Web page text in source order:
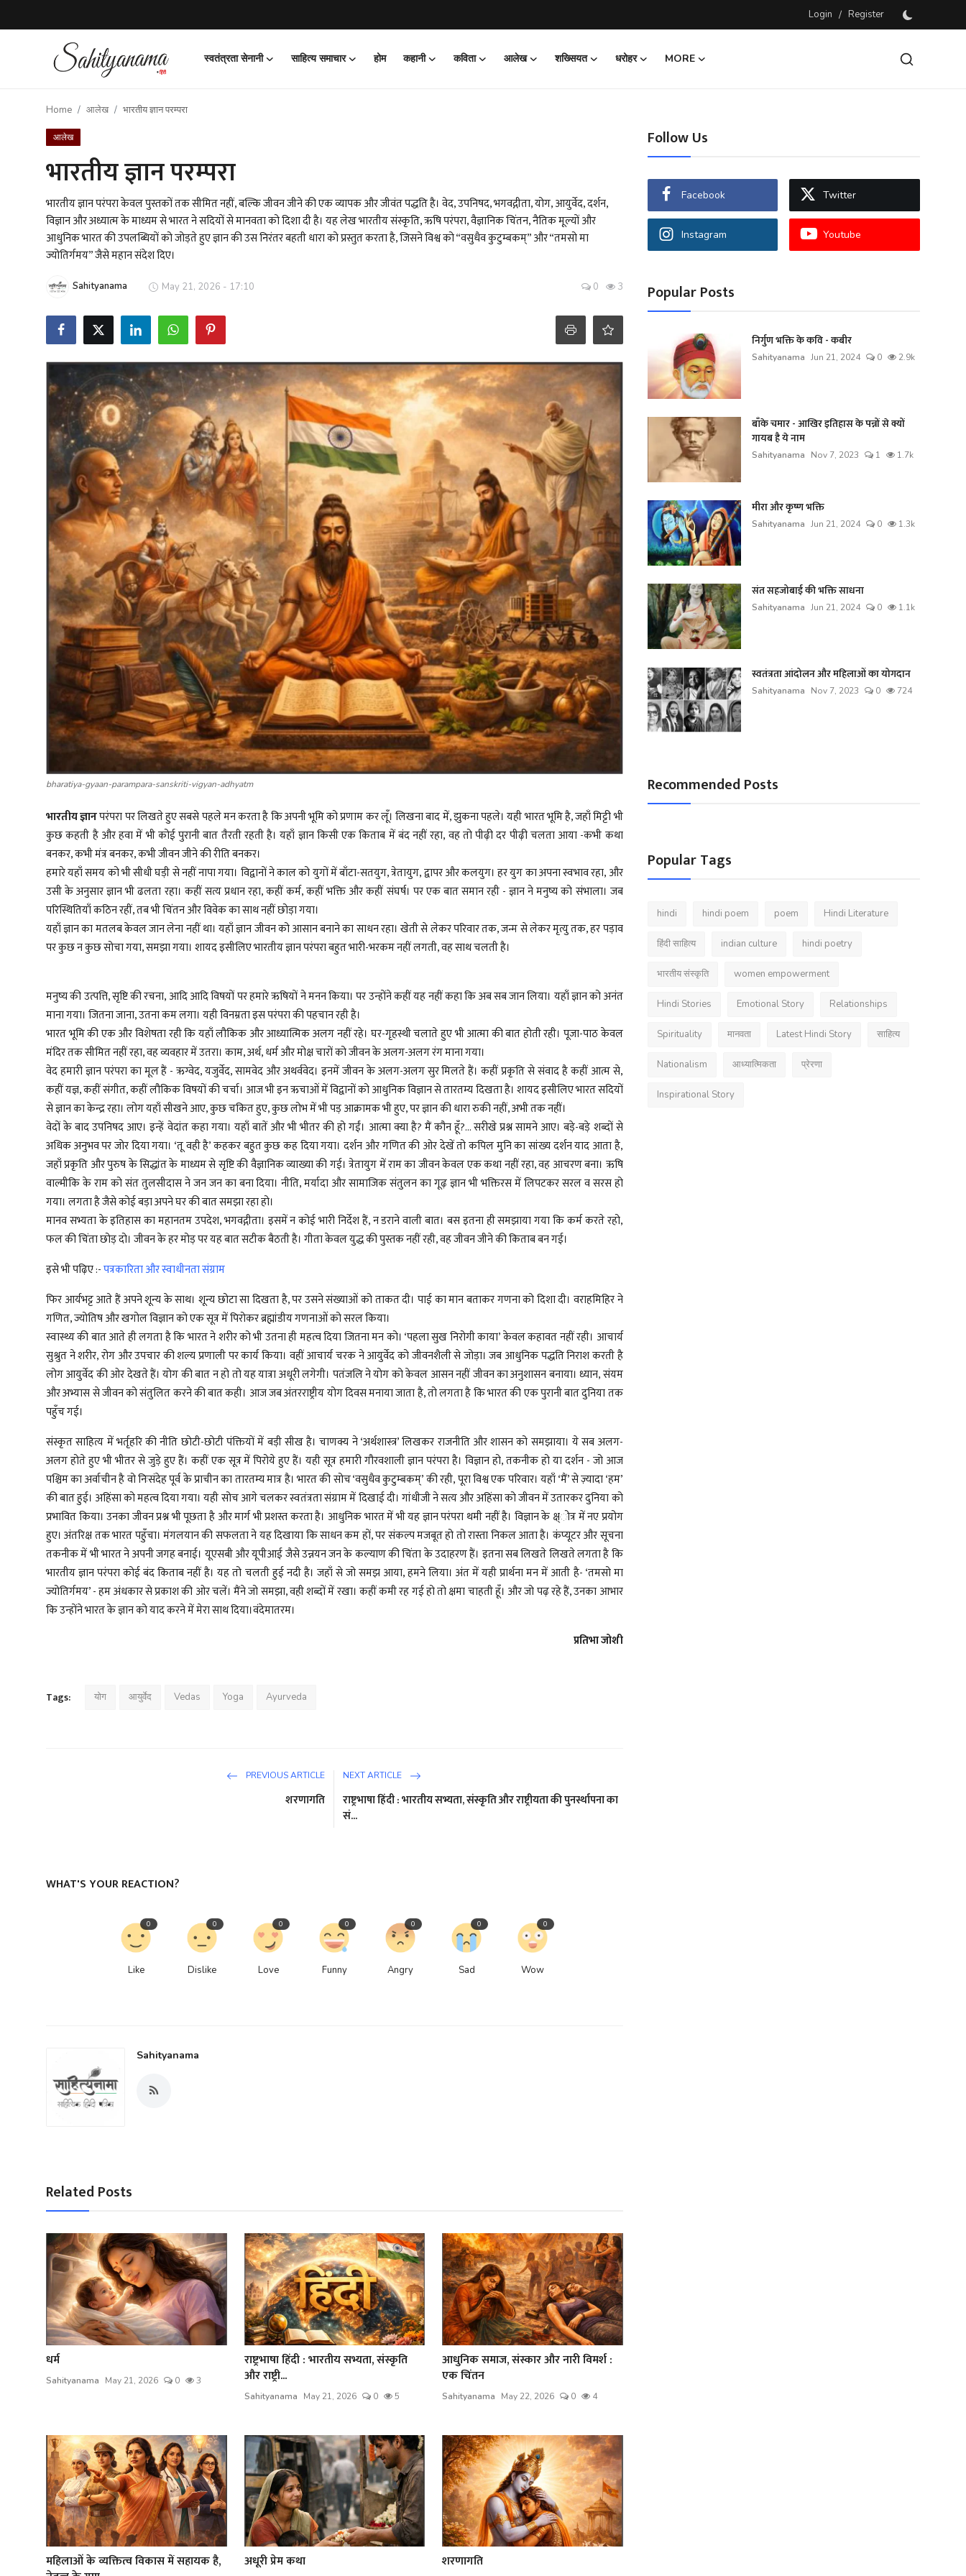
Login / Register
स्वतंत्रता सेनानी साहित्य समाचार होम कहानी कविता आलेख शख्सियत धरोहर
MORE
Register
Home आलेख भारतीय ज्ञान परम्परा
आलेख
भारतीय ज्ञान परम्परा
भारतीय ज्ञान परंपरा केवल पुस्तकों तक सीमित नहीं, बल्कि जीवन जीने की एक व्यापक और जीवंत पद्धति है। वेद, उपनिषद, भगवद्गीता, योग, आयुर्वेद, दर्शन,
विज्ञान और अध्यात्म के माध्यम से भारत ने सदियों से मानवता को दिशा दी है। यह लेख भारतीय संस्कृति, ऋषि परंपरा, वैज्ञानिक चिंतन, नैतिक मूल्यों और
आधुनिक भारत की उपलब्धियों को जोड़ते हुए ज्ञान की उस निरंतर बहती धारा को प्रस्तुत करता है, जिसने विश्व को “वसुधैव कुटुम्बकम्” और “तमसो मा
ज्योतिर्गमय” जैसे महान संदेश दिए।
Sahityanama May 21, 2026 - 17:10 0 3
bharatiya-gyaan-parampara-sanskriti-vigyan-adhyatm
भारतीय ज्ञानपरंपरा पर लिखते हुए सबसे पहले मन करता है कि अपनी भूमि को प्रणाम कर लूँ। लिखना बाद में, झुकना पहले। यही भारत भूमि है, जहाँ मिट्टी भी
कुछ कहती है और हवा में भी कोई पुरानी बात तैरती रहती है। यहाँ ज्ञान किसी एक किताब में बंद नहीं रहा, वह तो पीढ़ी दर पीढ़ी चलता आया -कभी कथा
बनकर, कभी मंत्र बनकर, कभी जीवन जीने की रीति बनकर।
हमारे यहाँ समय को भी सीधी घड़ी से नहीं नापा गया। विद्वानों ने काल को युगों में बाँटा-सतयुग, त्रेतायुग, द्वापर और कलयुग। हर युग का अपना स्वभाव रहा, और
उसी के अनुसार ज्ञान भी ढलता रहा। कहीं सत्य प्रधान रहा, कहीं कर्म, कहीं भक्ति और कहीं संघर्ष। पर एक बात समान रही - ज्ञान ने मनुष्य को संभाला। जब
परिस्थितियाँ कठिन रहीं, तब भी चिंतन और विवेक का साथ नहीं छोड़ा गया।
यहाँ ज्ञान का मतलब केवल जान लेना नहीं था। यहाँ ज्ञान जीवन को आसान बनाने का साधन रहा। खेती से लेकर परिवार तक, जन्म से लेकर मृत्यु तक, हर पड़ाव
पर कुछ न कुछ सोचा गया, समझा गया। शायद इसीलिए भारतीय ज्ञान परंपरा बहुत भारी-भरकम नहीं लगती, वह साथ चलती है।
मनुष्य की उत्पत्ति, सृष्टि की रचना, आदि आदि विषयों पर हमारे ऋषियों ने मनन किया। पर उन्होंने कहीं यह नहीं कहा कि अब सब जान लिया। यहाँ ज्ञान को अनंत
माना गया। जितना जाना, उतना कम लगा। यही विनम्रता इस परंपरा की पहचान रही है।
भारत भूमि की एक और विशेषता रही कि यहाँ लौकिक और आध्यात्मिक अलग नहीं रहे। घर-गृहस्थी चलाते हुए भी आत्मा की बात होती रही। पूजा-पाठ केवल
मंदिर तक सीमित नहीं रहा, वह व्यवहार में उतरा। काम, अर्थ, धर्म और मोक्ष चारों को जीवन के अलग-अलग रंग माना गया।
वेद हमारी ज्ञान परंपरा का मूल हैं - ऋग्वेद, यजुर्वेद, सामवेद और अथर्ववेद। इनमें जीवन के अलग-अलग सुर मिलते हैं। कहीं प्रकृति से संवाद है कहीं आत्म से,
कहीं यज्ञ, कहीं संगीत, कहीं लौकिक विषयों की चर्चा। आज भी इन ऋचाओं में विद्वानों को आधुनिक विज्ञान से तारतम्य दिखता है। शायद इसीलिए भारत सदियों
से ज्ञान का केन्द्र रहा। लोग यहाँ सीखने आए, कुछ चकित हुए, कुछ लोभ में भी पड़ आक्रामक भी हुए, पर ज्ञान की धारा रुकी नहीं, अभी तक नहीं।
वेदों के बाद उपनिषद आए। इन्हें वेदांत कहा गया। यहाँ बातें और भी भीतर की हो गईं। आत्मा क्या है? मैं कौन हूँ?... सरीखे प्रश्न सामने आए। बड़े-बड़े शब्दों से
अधिक अनुभव पर जोर दिया गया। ‘तू वही है’ कहकर बहुत कुछ कह दिया गया। दर्शन और गणित की ओर देखें तो कपिल मुनि का सांख्य दर्शन याद आता है,
जहाँ प्रकृति और पुरुष के सिद्धांत के माध्यम से सृष्टि की वैज्ञानिक व्याख्या की गई। त्रेतायुग में राम का जीवन केवल एक कथा नहीं रहा, वह आचरण बना। ऋषि
वाल्मीकि के राम को संत तुलसीदास ने जन जन का बना दिया। नीति, मर्यादा और सामाजिक संतुलन का गूढ़ ज्ञान भी भक्तिरस में लिपटकर सरल व सरस हो
गया। लगता है जैसे कोई बड़ा अपने घर की बात समझा रहा हो।
मानव सभ्यता के इतिहास का महानतम उपदेश, भगवद्गीता। इसमें न कोई भारी निर्देश हैं, न डराने वाली बात। बस इतना ही समझाया गया कि कर्म करते रहो,
फल की चिंता छोड़ दो। जीवन के हर मोड़ पर यह बात सटीक बैठती है। गीता केवल युद्ध की पुस्तक नहीं रही, वह जीवन जीने की किताब बन गई।
इसे भी पढ़िए :-पत्रकारिता और स्वाधीनता संग्राम
फिर आर्यभट्ट आते हैं अपने शून्य के साथ। शून्य छोटा सा दिखता है, पर उसने संख्याओं को ताकत दी। पाई का मान बताकर गणना को दिशा दी। वराहमिहिर ने
गणित, ज्योतिष और खगोल विज्ञान को एक सूत्र में पिरोकर ब्रह्मांडीय गणनाओं को सरल किया।
स्वास्थ्य की बात आते ही लगता है कि भारत ने शरीर को भी उतना ही महत्व दिया जितना मन को। ‘पहला सुख निरोगी काया’ केवल कहावत नहीं रही। आचार्य
सुश्रुत ने शरीर, रोग और उपचार की शल्य प्रणाली पर कार्य किया। वहीं आचार्य चरक ने आयुर्वेद को जीवनशैली से जोड़ा। जब आधुनिक पद्धति निराश करती है
लोग आयुर्वेद की ओर देखते हैं। योग की बात न हो तो यह यात्रा अधूरी लगेगी। पतंजलि ने योग को केवल आसन नहीं जीवन का अनुशासन बनाया। ध्यान, संयम
और अभ्यास से जीवन को संतुलित करने की बात कही। आज जब अंतरराष्ट्रीय योग दिवस मनाया जाता है, तो लगता है कि भारत की एक पुरानी बात दुनिया तक
पहुँच गई।
संस्कृत साहित्य में भर्तृहरि की नीति छोटी-छोटी पंक्तियों में बड़ी सीख है। चाणक्य ने ‘अर्थशास्त्र’ लिखकर राजनीति और शासन को समझाया। ये सब अलग-
अलग होते हुए भी भीतर से जुड़े हुए हैं। कहीं एक सूत्र में पिरोये हुए हैं। यही सूत्र हमारी गौरवशाली ज्ञान परंपरा है। विज्ञान हो, तकनीक हो या दर्शन - जो आज
पश्चिम का अर्वाचीन है वो निःसंदेह पूर्व के प्राचीन का तारतम्य मात्र है। भारत की सोच ‘वसुधैव कुटुम्बकम्’ की रही, पूरा विश्व एक परिवार। यहाँ ‘मैं’ से ज़्यादा ‘हम’
की बात हुई। अहिंसा को महत्व दिया गया। यही सोच आगे चलकर स्वतंत्रता संग्राम में दिखाई दी। गांधीजी ने सत्य और अहिंसा को जीवन में उतारकर दुनिया को
प्रभावित किया। उनका जीवन प्रश्न भी पूछता है और मार्ग भी प्रशस्त करता है। आधुनिक भारत में भी यह ज्ञान परंपरा थमी नहीं है। विज्ञान के क्ष्ोत्र में नए प्रयोग
हुए। अंतरिक्ष तक भारत पहुँचा। मंगलयान की सफलता ने यह दिखाया कि साधन कम हों, पर संकल्प मजबूत हो तो रास्ता निकल आता है। कंप्यूटर और सूचना
तकनीक में भी भारत ने अपनी जगह बनाई। यूएसबी और यूपीआई जैसे उन्नयन जन के कल्याण की चिंता के उदाहरण हैं। इतना सब लिखते लिखते लगता है कि
भारतीय ज्ञान परंपरा कोई बंद किताब नहीं है। यह तो चलती हुई नदी है। जहाँ से जो समझ आया, हमने लिया। अंत में यही प्रार्थना मन में आती है- ‘तमसो मा
ज्योतिर्गमय’ - हम अंधकार से प्रकाश की ओर चलें। मैंने जो समझा, वही शब्दों में रखा। कहीं कमी रह गई हो तो क्षमा चाहती हूँ। और जो पढ़ रहे हैं, उनका आभार
कि उन्होंने भारत के ज्ञान को याद करने में मेरा साथ दिया।वंदेमातरम।
प्रतिभा जोशी
Tags: योग आयुर्वेद Vedas Yoga Ayurveda
PREVIOUS ARTICLE
शरणागति
NEXT ARTICLE
राष्ट्रभाषा हिंदी : भारतीय सभ्यता, संस्कृति और राष्ट्रीयता की पुनर्स्थापना का
सं...
WHAT'S YOUR REACTION?
Like
0
Dislike
0
Love
0
Funny
0
Angry
0
Sad
0
Wow
0
Sahityanama
Related Posts
धर्म
Sahityanama May 21, 2026 0 3
राष्ट्रभाषा हिंदी : भारतीय सभ्यता, संस्कृति
और राष्ट्री...
Sahityanama May 21, 2026 0 5
आधुनिक समाज, संस्कार और नारी विमर्श :
एक चिंतन
Sahityanama May 22, 2026 0 4
महिलाओं के व्यक्तित्व विकास में सहायक है,
अधूरी प्रेम कथा शरणागति
Follow Us
Facebook Twitter
Instagram Youtube
Popular Posts
निर्गुण भक्ति के कवि - कबीर
Sahityanama Jun 21, 2024 0 2.9k
बाँके चमार - आखिर इतिहास के पन्नों से क्यों
गायब है ये नाम
Sahityanama Nov 7, 2023 1 1.7k
मीरा और कृष्ण भक्ति
Sahityanama Jun 21, 2024 0 1.3k
संत सहजोबाई की भक्ति साधना
Sahityanama Jun 21, 2024 0 1.1k
स्वतंत्रता आंदोलन और महिलाओं का योगदान
Sahityanama Nov 7, 2023 0 724
Recommended Posts
Popular Tags
hindi hindi poem poem Hindi Literature
हिंदी साहित्य indian culture hindi poetry
भारतीय संस्कृति women empowerment
Hindi Stories Emotional Story Relationships
Spirituality मानवता Latest Hindi Story साहित्य
Nationalism आध्यात्मिकता प्रेरणा
Inspirational Story